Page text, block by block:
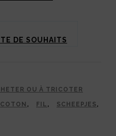
DE SOUHAITS
OU À TRICOTER
COTON , FIL , SCHEEPJES ,